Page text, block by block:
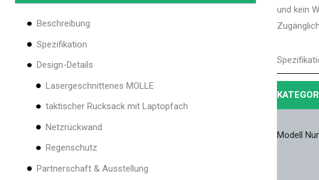
Beschreibung
Spezifikation
Design-Details
Lasergeschnittenes MOLLE
taktischer Rucksack mit Laptopfach
Netzrückwand
Regenschutz
Partnerschaft & Ausstellung
und kein
Modell